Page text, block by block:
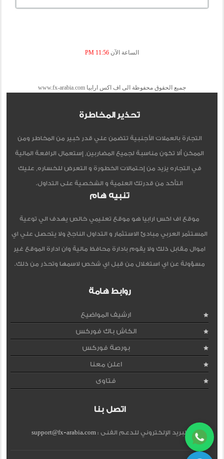
الساعة الآن 11:56 PM
جميع الحقوق محفوظة الى اف اكس ارابيا www.fx-arabia.com
تحذير المخاطرة
التجارة بالعملات الأجنبية تتضمن علي قدر كبير من المخاطر ومن
الممكن ألا تكون مناسبة لجميع المضاربين, إستعمال الرافعة المالية
في التجاره يزيد من إحتمالات الخطورة و التعرض للخساره, عليك
التأكد من قدرتك العلمية و الشخصية على التداول.
تنبيه هام
موقع اف اكس ارابيا هو موقع تعليمي خالص يهدف الي توعية
المستثمر العربي مبادئ الاستثمار و التداول الناجح ولا يتحصل علي اي
اموال مقابل ذلك ولا يقوم بادارة محافظ مالية وان ادارة الموقع غير
مسؤولة عن اي استغلال من قبل اي شخص لاسمها وتحذر من ذلك.
روابط هامة
ارشيف المواضيع
الكاش باك فوركس
بورصة فوركس
اعلن معنا
فتاوى
اتصل بنا
البريد الإلكتروني للدعم الفنى :support@fx-arabia.com